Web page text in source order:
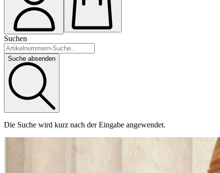
Suchen
Suche absenden
Die Suche wird kurz nach der Eingabe angewendet.